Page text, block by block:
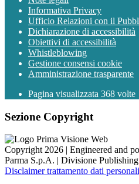
Informativa Privacy
Ufficio Relazioni con il
Dichiarazione di accessibilità
Obiettivi di accessibilità
Whistleblowing
Gestione consensi cookie
Amministrazione trasparente
Pagina visualizzata 368 volte
Sezione Copyright
Copyright 2026 | Engineered and
Parma S.p.A. | Divisione
Disclaimer trattamento dati personali